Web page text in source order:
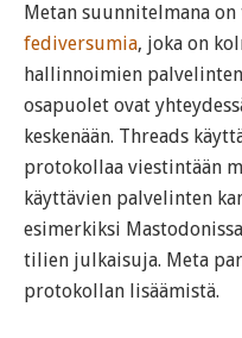
Metan suunnitelmana on
fediversumia, joka on
hallinnoimien
osapuolet ovat
keskenään. Threads
protokollaa viestintään
käyttävien palvelinten
esimerkiksi
tilien julkaisuja. Meta
protokollan lisäämistä.